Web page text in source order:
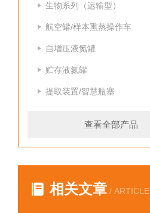
生物系列（运输型）
航空罐/样本熏蒸操作车
自增压液氮罐
贮存液氮罐
提取装置/智慧瓶塞
查看全部产品
相关文章 / ARTICLE